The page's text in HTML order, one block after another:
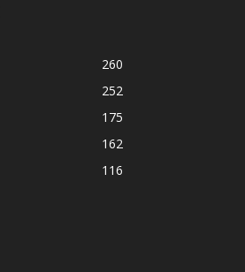
260
252
175
162
116